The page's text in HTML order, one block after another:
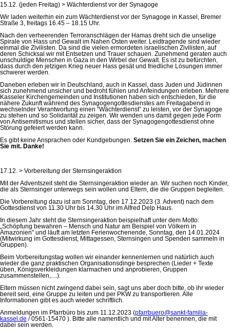
15.12. (jeden Freitag) > Wächterdienst vor der Synagoge
Wir laden weiterhin ein zum Wächterdienst vor der Synagoge in Kassel, Bremer
Straße 3, freitags 16.45 – 18.15 Uhr.
Nach den verheerenden Terroranschlägen der Hamas dreht sich die unselige
Spirale von Hass und Gewalt im Nahen Osten weiter. Leidtragende sind wieder
einmal die Zivilisten. Da sind die vielen ermordeten israelischen Zivilisten, auf
deren Schicksal wir mit Entsetzen und Trauer schauen. Zunehmend geraten auch
unschuldige Menschen in Gaza in den Wirbel der Gewalt. Es ist zu befürchten,
dass durch den jetzigen Krieg neuer Hass gesät und friedliche Lösungen immer
schwerer werden.
Daneben erleben wir in Deutschland, auch in Kassel, dass Juden und Jüdinnen
sich zunehmend unsicher und bedroht fühlen und Anfeindungen erleben. Mehrere
Kasseler Kirchengemeinden und Institutionen haben sich entschieden, für die
nähere Zukunft während des Synagogengottesdienstes am Freitagabend in
wechselnder Verantwortung einen “Wächterdienst” zu leisten, vor der Synagoge
zu stehen und so Solidarität zu zeigen. Wir wenden uns damit gegen jede Form
von Antisemitismus und stellen sicher, dass der Synagogengottesdienst ohne
Störung gefeiert werden kann.
Es gibt keine Ansprachen oder Kundgebungen. Setzen Sie ein Zeichen, machen
Sie mit. Danke!
17.12. > Vorbereitung der Sternsingeraktion
Mit der Adventszeit steht die Sternsingeraktion wieder an. Wir suchen noch Kinder,
die als Sternsinger unterwegs sein wollen und Eltern, die die Gruppen begleiten.
Die Vorbereitung dazu ist am Sonntag, den 17.12.2023 (3. Advent) nach dem
Gottesdienst von 11.30 Uhr bis 14.30 Uhr im Alfred Delp Haus.
In diesem Jahr steht die Sternsingeraktion beispielhaft unter dem Motto:
„Schöpfung bewahren – Mensch und Natur am Beispiel von Völkern in
Amazonien" und läuft am letzten Ferienwochenende, Sonntag, den 14.01.2024
(Mitwirkung im Gottesdienst, Mittagessen, Sternsingen und Spenden sammeln in
Gruppen).
Beim Vorbereitungstag wollen wir einander kennenlernen und natürlich auch
wieder die ganz praktischen Organisationsdinge besprechen (Lieder + Texte
üben, Königsverkleidungen klarmachen und anprobieren, Gruppen
zusammenstellen,....).
Eltern müssen nicht zwingend dabei sein, sagt uns aber doch bitte, ob ihr wieder
bereit seid, eine Gruppe zu leiten und per PKW zu transportieren. Alle
Informationen gibt es auch wieder schriftlich.
Anmeldungen im Pfarrbüro bis zum 11.12.2023 (pfarrbuero@sankt-familia-
kassel.de / 0561-15470 ). Bitte alle namentlich und mit Alter benennen, die mit
dabei sein werden.